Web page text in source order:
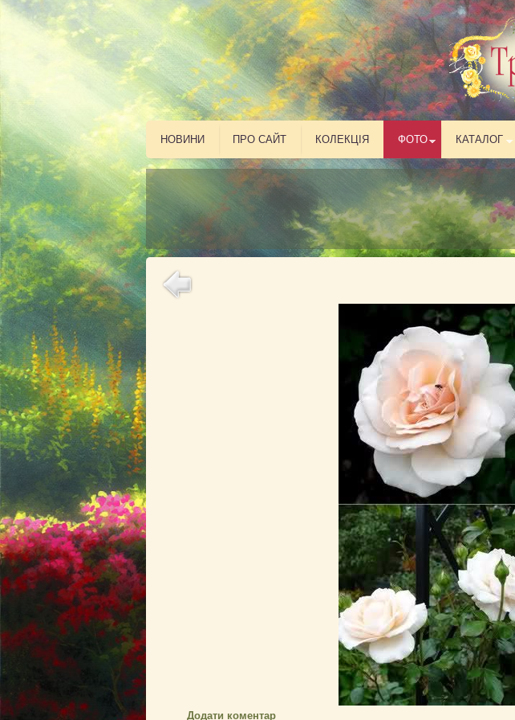
НОВИНИ ПРО САЙТ КОЛЕКЦІЯ ФОТО КАТАЛОГ
Додати коментар